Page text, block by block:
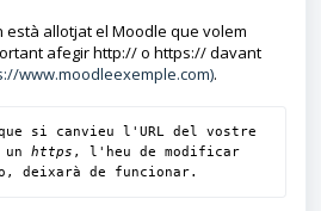
està allotjat el Moodle que volem
afegir http:// o https:// davant
www.moodleexemple.com).
que si canvieu l'URL del vostre
un https , l'heu de modificar
deixarà de funcionar.